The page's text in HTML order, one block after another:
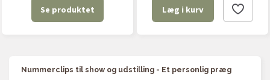
Se produktet Læg i kurv
Nummerclips til show og udstilling - Et personlig præg